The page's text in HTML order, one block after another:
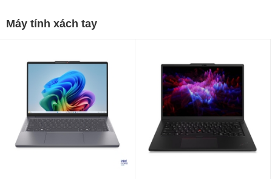
Máy tính xách tay